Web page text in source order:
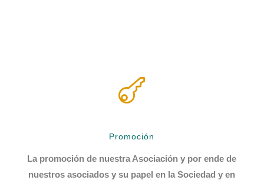

Promoción
La promoción de nuestra Asociación y por ende de
nuestros asociados y su papel en la Sociedad y en